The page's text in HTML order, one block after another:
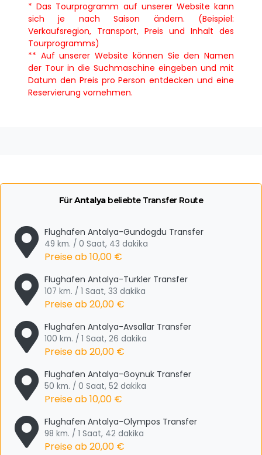
* Das Tourprogramm auf unserer Website kann
sich je nach Saison ändern. (Beispiel:
Verkaufsregion, Transport, Preis und Inhalt des
Tourprogramms)
** Auf unserer Website können Sie den Namen
der Tour in die Suchmaschine eingeben und mit
Datum den Preis pro Person entdecken und eine
Reservierung vornehmen.
FürAntalyabeliebte Transfer Route
Flughafen Antalya-Gundogdu Transfer
49 km. / 0 Saat, 43 dakika
Preise ab10,00 €
Flughafen Antalya-Turkler Transfer
107 km. / 1 Saat, 33 dakika
Preise ab20,00 €
Flughafen Antalya-Avsallar Transfer
100 km. / 1 Saat, 26 dakika
Preise ab20,00 €
Flughafen Antalya-Goynuk Transfer
50 km. / 0 Saat, 52 dakika
Preise ab10,00 €
Flughafen Antalya-Olympos Transfer
98 km. / 1 Saat, 42 dakika
Preise ab20,00 €